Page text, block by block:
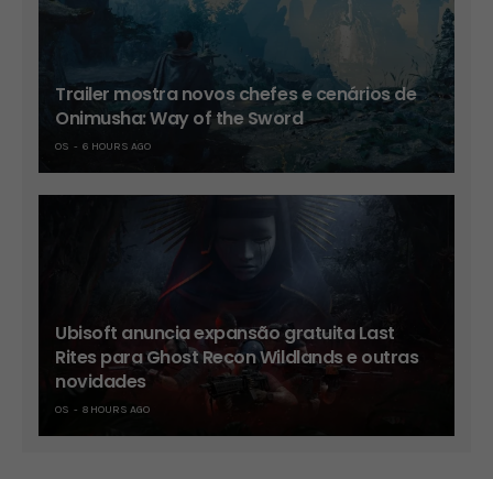
Trailer mostra novos chefes e cenários de
Onimusha: Way of the Sword
OS 6 HOURS AGO
Ubisoft anuncia expansão gratuita Last
Rites para Ghost Recon Wildlands e outras
novidades
OS 8 HOURS AGO